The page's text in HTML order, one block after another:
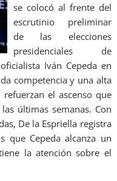
se colocó al frente del
escrutinio preliminar
de las elecciones
presidenciales de
Iván Cepeda en
competencia y una alta
el ascenso que
últimas semanas. Con
De la Espriella registra
que Cepeda alcanza un
la atención sobre el